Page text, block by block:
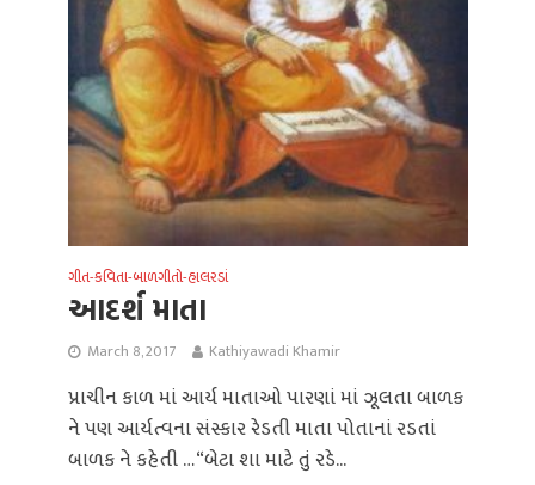
ગીત-કવિતા-બાળગીતો-હાલરડાં
આદર્શ માતા
March 8, 2017 Kathiyawadi Khamir
પ્રાચીન કાળ માં આર્ય માતાઓ પારણાં માં ઝૂલતા બાળક
ને પણ આર્યત્વના સંસ્કાર રેડતી માતા પોતાનાં રડતાં
બાળક ને કહેતી … “બેટા શા માટે તું રડે...